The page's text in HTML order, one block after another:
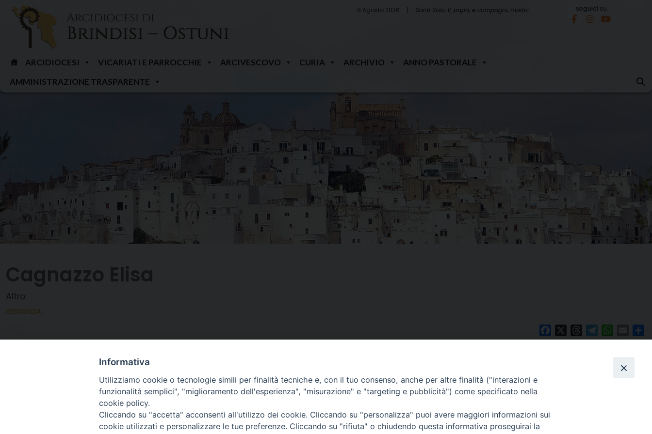
Skip
content
8 Agosto 2026 Santi Sisto II, papa, e compagni, martiri seguici su
ARCIDIOCESI VICARIATI E PARROCCHIE ARCIVESCOVO CURIA ARCHIVIO
ANNO PASTORALE
AMMINISTRAZIONE TRASPARENTE
Altro
RESIDENZA:
FacebookThreadsTelegram Email
Piazza Duomo, 12 - 72100 Brindisi
Fax 0831.528315
Orari Curia
nei mesi estivi solo Martedì ore 9 -
Copyright © Arcidiocesi di Brindisi – Ostuni
Informativa
Utilizziamo cookie o tecnologie simili per finalità tecniche e, con il tuo consenso, anche per altre finalità ("interazioni e
funzionalità semplici", "miglioramento dell'esperienza", "misurazione" e "targeting e pubblicità") come specificato nella
cookie policy.
Cliccando su "accetta" acconsenti all'utilizzo dei cookie. Cliccando su "personalizza" puoi avere maggiori informazioni sui
cookie utilizzati e personalizzare le tue preferenze. Cliccando su "rifiuta" o chiudendo questa informativa proseguirai la